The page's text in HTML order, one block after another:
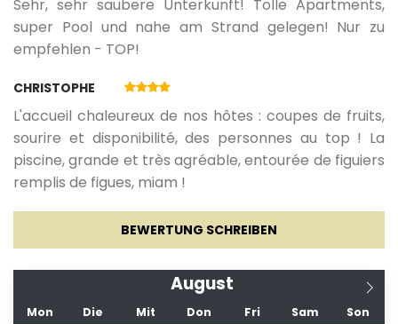
Sehr, sehr saubere Unterkunft! Tolle Apartments,
super Pool und nahe am Strand gelegen! Nur zu
empfehlen - TOP!
CHRISTOPHE
L'accueil chaleureux de nos hôtes : coupes de fruits,
sourire et disponibilité, des personnes au top ! La
piscine, grande et très agréable, entourée de figuiers
remplis de figues, miam !
BEWERTUNG SCHREIBEN
August
Mon Die Mit Don Fri Sam Son